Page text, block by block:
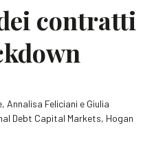
contratti
Annalisa Feliciani e Giulia
Debt Capital Markets, Hogan